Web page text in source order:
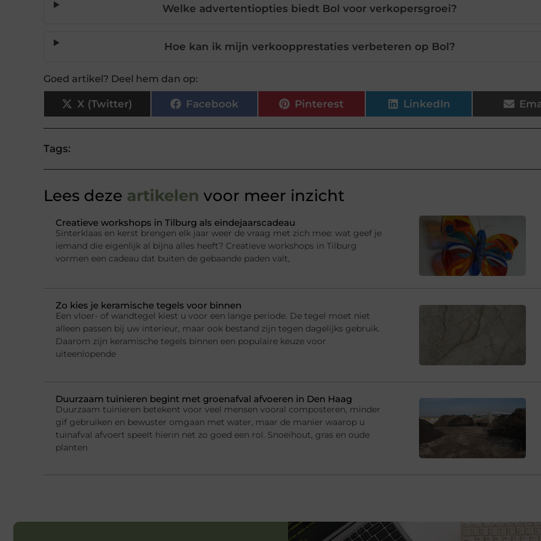
Welke advertentiopties biedt Bol voor verkopersgroei?
Hoe kan ik mijn verkoopprestaties verbeteren op Bol?
Goed artikel? Deel hem dan op:
X (Twitter) Facebook Pinterest LinkedIn
Tags:
Lees deze artikelen voor meer inzicht
Creatieve workshops in Tilburg als eindejaarscadeau
Sinterklaas en kerst brengen elk jaar weer de vraag met zich mee: wat geef je
iemand die eigenlijk al bijna alles heeft? Creatieve workshops in Tilburg
vormen een cadeau dat buiten de gebaande paden valt,
Zo kies je keramische tegels voor binnen
Een vloer- of wandtegel kiest u voor een lange periode. De tegel moet niet
alleen passen bij uw interieur, maar ook bestand zijn tegen dagelijks gebruik.
Daarom zijn keramische tegels binnen een populaire keuze voor
uiteenlopende
Duurzaam tuinieren begint met groenafval afvoeren in Den Haag
Duurzaam tuinieren betekent voor veel mensen vooral composteren, minder
gif gebruiken en bewuster omgaan met water, maar de manier waarop u
tuinafval afvoert speelt hierin net zo goed een rol. Snoeihout, gras en oude
planten